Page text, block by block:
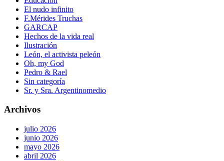
El nudo infinito
F.Mérides Truchas
GARCAP
Hechos de la vida real
Ilustración
León, el activista peleón
Oh, my God
Pedro & Rael
Sin categoría
Sr. y Sra. Argentinomedio
Archivos
julio 2026
junio 2026
mayo 2026
abril 2026